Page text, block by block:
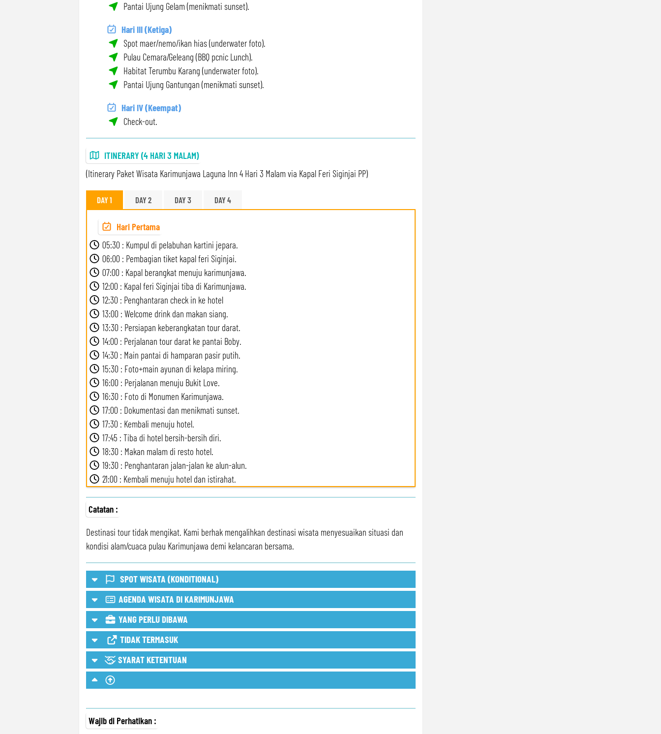
Pantai Ujung Gelam (menikmati sunset).
Hari III (Ketiga)
Spot maer/nemo/ikan hias (underwater foto).
Pulau Cemara/Geleang (BBQ pcnic Lunch).
Habitat Terumbu Karang (underwater foto).
Pantai Ujung Gantungan (menikmati sunset).
Hari IV (Keempat)
Check-out.
ITINERARY (4 HARI 3 MALAM)
(Itinerary Paket Wisata Karimunjawa Laguna Inn 4 Hari 3 Malam via Kapal Feri Siginjai PP)
DAY 1 DAY 2 DAY 3 DAY 4
Hari Pertama
05:30 : Kumpul di pelabuhan kartini jepara.
06:00 : Pembagian tiket kapal feri Siginjai.
07:00 : Kapal berangkat menuju karimunjawa.
12:00 : Kapal feri Siginjai tiba di Karimunjawa.
12:30 : Penghantaran check in ke hotel
13:00 : Welcome drink dan makan siang.
13:30 : Persiapan keberangkatan tour darat.
14:00 : Perjalanan tour darat ke pantai Boby.
14:30 : Main pantai di hamparan pasir putih.
15:30 : Foto+main ayunan di kelapa miring.
16:00 : Perjalanan menuju Bukit Love.
16:30 : Foto di Monumen Karimunjawa.
17:00 : Dokumentasi dan menikmati sunset.
17:30 : Kembali menuju hotel.
17:45 : Tiba di hotel bersih-bersih diri.
18:30 : Makan malam di resto hotel.
19:30 : Penghantaran jalan-jalan ke alun-alun.
21:00 : Kembali menuju hotel dan istirahat.
Catatan :
Destinasi tour tidak mengikat. Kami berhak mengalihkan destinasi wisata menyesuaikan situasi dan
kondisi alam/cuaca pulau Karimunjawa demi kelancaran bersama.
SPOT WISATA (KONDITIONAL)
Spot Wisata Bisa Konditional/Optional
AGENDA WISATA DI KARIMUNJAWA
YANG PERLU DIBAWA
TIDAK TERMASUK
SYARAT KETENTUAN
Wajib di Perhatikan :